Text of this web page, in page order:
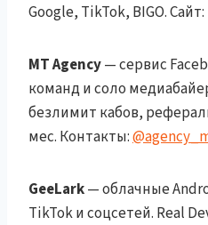
Google, TikTok, BIGO.
MT Agency— сервис
команд и соло
безлимит кабов,
мес. Контакты:
GeeLark— облачные
TikTok и соцсетей. Real